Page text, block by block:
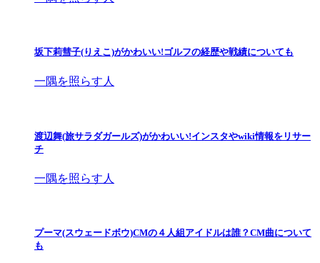
坂下莉彗子(りえこ)がかわいい!ゴルフの経歴や戦績についても
一隅を照らす人
渡辺舞(旅サラダガールズ)がかわいい!インスタやwiki情報をリサー
チ
一隅を照らす人
プーマ(スウェードボウ)CMの４人組アイドルは誰？CM曲について
も